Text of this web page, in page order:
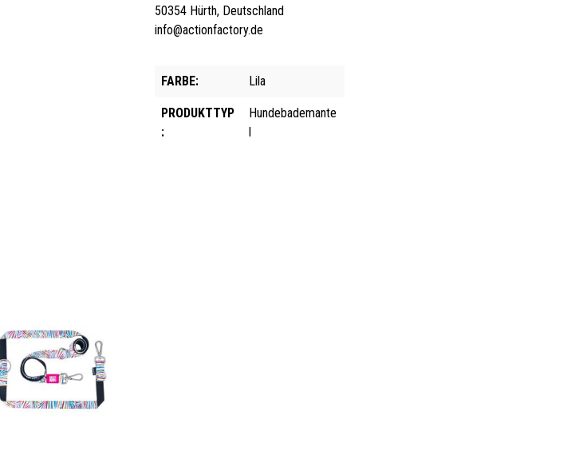
50354 Hürth, Deutschland
info@actionfactory.de
FARBE: Lila
PRODUKTTYP
:
Hundebademante
l